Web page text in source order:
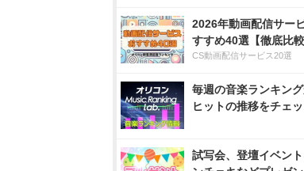
2026年動画配信サー
すすめ40選【徹底比較
CS動画配信サービス20選
毎週の音楽ランキング
ヒットの推移をチェッ
試写会、登壇イベン